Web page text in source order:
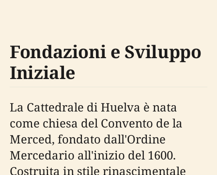
Fondazioni e Sviluppo
Iniziale
La Cattedrale di Huelva è nata
come chiesa del Convento de la
Merced, fondato dall'Ordine
Mercedario all'inizio del 1600.
Costruita in stile rinascimentale